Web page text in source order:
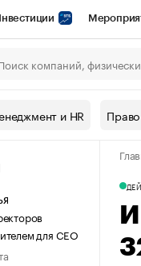
Конференции СПб
Рынок
и HR
для CEO